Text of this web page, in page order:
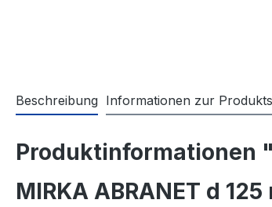
Beschreibung Informationen zur
Produktinformationen
MIRKA ABRANET d